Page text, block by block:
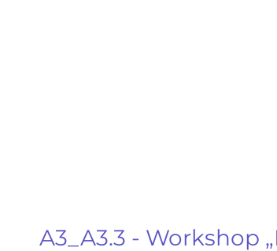
A3_A3.3 - Workshop